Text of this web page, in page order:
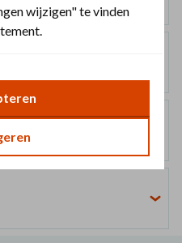
wijzigen" te vinden